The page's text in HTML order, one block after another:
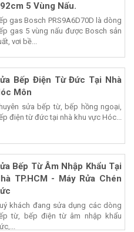
5 Vùng Nấu.
gas Bosch PRS9A6D70D là dòng
gas 5 vùng nấu được Bosch sản
vơi bề...
Bếp Điện Từ Đức Tại Nhà
Môn
sửa bếp từ, bếp hồng ngoại,
điện từ đức tại nhà khu vực Hóc...
Bếp Từ Âm Nhập Khẩu Tại
TP.HCM - Máy Rửa Chén
khách đang sửa dụng các dòng
từ, bếp điện từ âm nhập khẩu